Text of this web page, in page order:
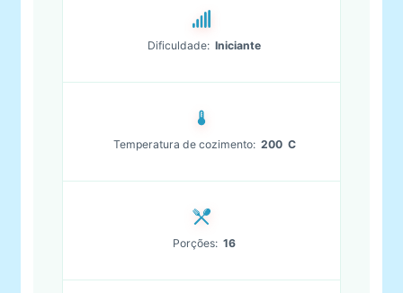
Dificuldade: Iniciante
Temperatura de cozimento: 200 C
Porções: 16